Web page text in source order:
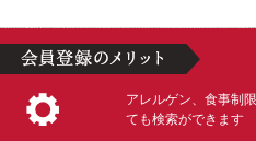
アレルゲン、食事制
ても検索ができます